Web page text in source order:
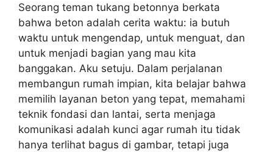
Seorang teman tukang betonnya berkata
bahwa beton adalah cerita waktu: ia butuh
waktu untuk mengendap, untuk menguat, dan
untuk menjadi bagian yang mau kita
banggakan. Aku setuju. Dalam perjalanan
membangun rumah impian, kita belajar bahwa
memilih layanan beton yang tepat, memahami
teknik fondasi dan lantai, serta menjaga
komunikasi adalah kunci agar rumah itu tidak
hanya terlihat bagus di gambar, tetapi juga